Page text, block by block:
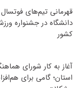
قهرمانی تیم‌های فوتسال
کشور
آغاز به کار شورای
استان؛ گامی برای